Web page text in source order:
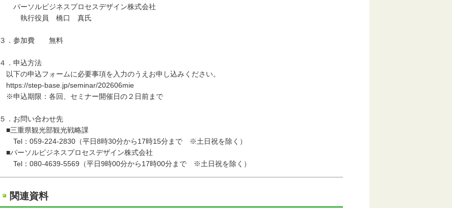
パーソルビジネスプロセスデザイン株式会社
執行役員 橋口 真氏
３．参加費 無料
４．申込方法
以下の申込フォームに必要事項を入力のうえお申し込みください。
https://step-base.jp/seminar/202606mie
※申込期限：各回、セミナー開催日の２日前まで
５．お問い合わせ先
■三重県観光部観光戦略課
Tel：059-224-2830（平日8時30分から17時15分まで ※土日祝を除く）
■パーソルビジネスプロセスデザイン株式会社
Tel：080-4639-5569（平日9時00分から17時00分まで ※土日祝を除く）
関連資料